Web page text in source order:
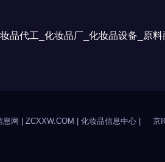
品代工_化妆品厂_化妆品设备_原料
息网 | ZCXXW.COM | 化妆品信息中心
京